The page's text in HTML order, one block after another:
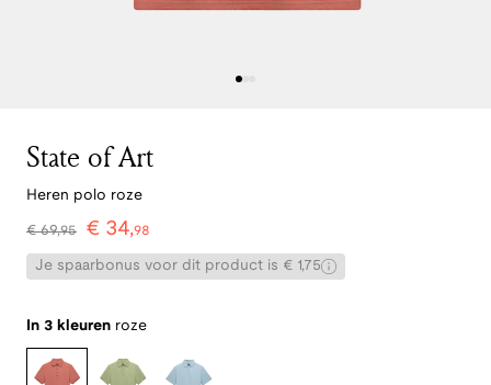
State of Art
Heren polo roze
€69,95 € 34,98
Je spaarbonus voor dit product is € 1,75
In 3 kleuren roze